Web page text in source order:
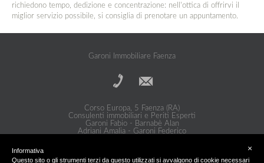
richiedono tempo, dedizione e concentrazione: nell'ottica di offrirvi il
miglior servizio possibile, si consiglia di prenotare un appuntamento.
Garoni Immobiliare Faenza
Corso Europa, 5 Faenza (RA)
Consulenti immobiliari e Periti Esperti
Garoni Fabio - Barnabè Alan
Adriani Amalia - Garoni Federico
×
Informativa
Questo sito o gli strumenti terzi da questo utilizzati si avvalgono di cookie necessari